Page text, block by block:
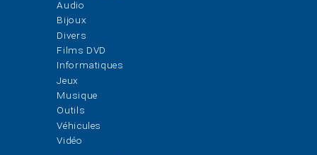
Audio
Bijoux
Divers
Films DVD
Informatiques
Jeux
Musique
Outils
Véhicules
Vidéo